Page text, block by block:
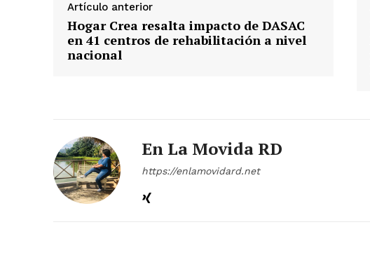
Día de Leyendas
Artículo anterior
Hogar Crea resalta impacto de DASAC
en 41 centros de rehabilitación a nivel
nacional
En La Movida RD
https://enlamovidard.net